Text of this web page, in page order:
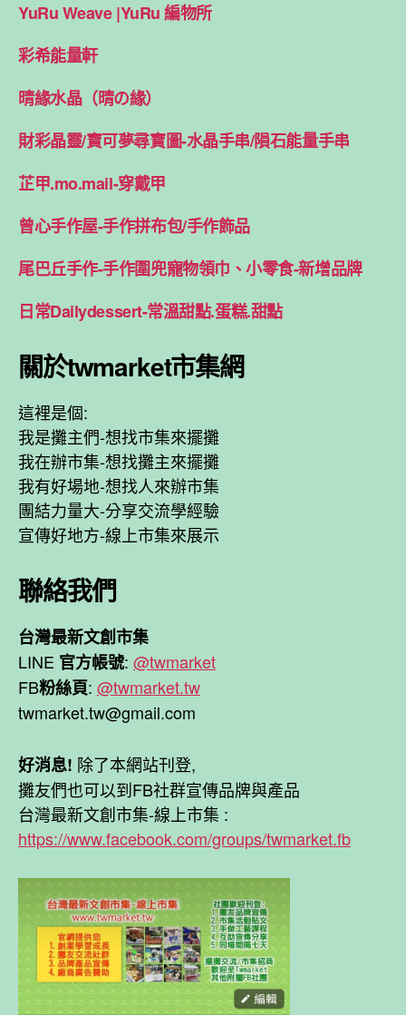
YuRu Weave |YuRu 編物所
彩希能量軒
晴緣水晶（晴の緣）
財彩晶靈/寶可夢尋寶圖-水晶手串/隕石能量手串
芷甲.mo.mail-穿戴甲
曾心手作屋-手作拼布包/手作飾品
尾巴丘手作-手作圍兜寵物領巾、小零食-新增品牌
日常Dailydessert-常溫甜點.蛋糕.甜點
關於twmarket市集網
這裡是個:
我是攤主們-想找市集來擺攤
我在辦市集-想找攤主來擺攤
我有好場地-想找人來辦市集
團結力量大-分享交流學經驗
宣傳好地方-線上市集來展示
聯絡我們
台灣最新文創市集
LINE 官方帳號: @twmarket
FB粉絲頁: @twmarket.tw
twmarket.tw@gmail.com
好消息! 除了本網站刊登,
攤友們也可以到FB社群宣傳品牌與產品
台灣最新文創市集-線上市集 :
https://www.facebook.com/groups/twmarket.fb